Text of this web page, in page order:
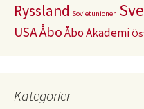
Ryssland Sovjetunionen
USAÅboÅbo Akademi
Kategorier